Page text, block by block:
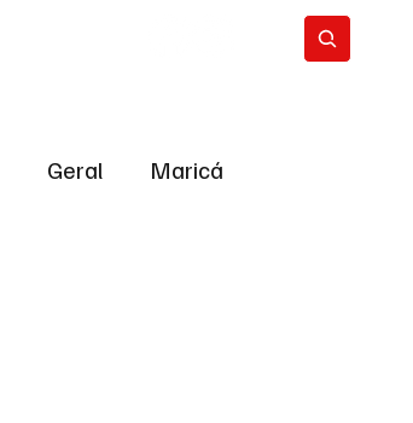
Geral Maricá